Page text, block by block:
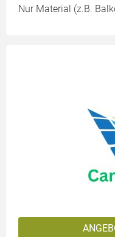
Nur Material (z.B.